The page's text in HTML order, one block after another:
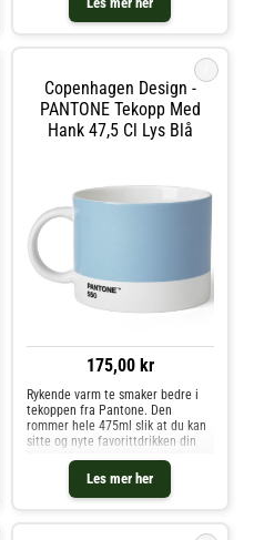
favorittkoppen. Hver kopp er i
fineste benporselen.
Copenhagen Design -
PANTONE Tekopp Med
Hank 47,5 Cl Lys Blå
175,00 kr
Les mer her
Rykende varm te smaker bedre i
tekoppen fra Pantone. Den
rommer hele 475ml slik at du kan
sitte og nyte favorittdrikken din
lenge. Med fargeuniverset til
Pantone kan du velge din
personlige farge til
favorittkoppen. Hver kopp er i